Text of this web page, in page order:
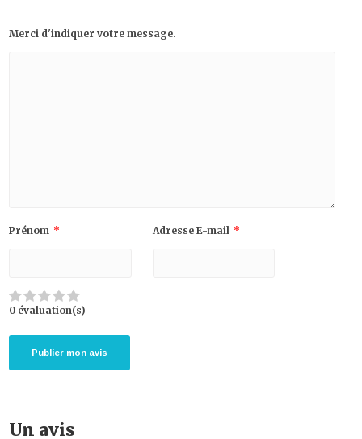
Merci d'indiquer votre message.
Prénom * Adresse E-mail *
0 évaluation(s)
Un avis